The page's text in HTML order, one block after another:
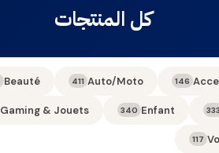
كل المنتجات
146
Auto/Moto
411
Beauté
333
Enfant
340
Gaming & Jouets
117